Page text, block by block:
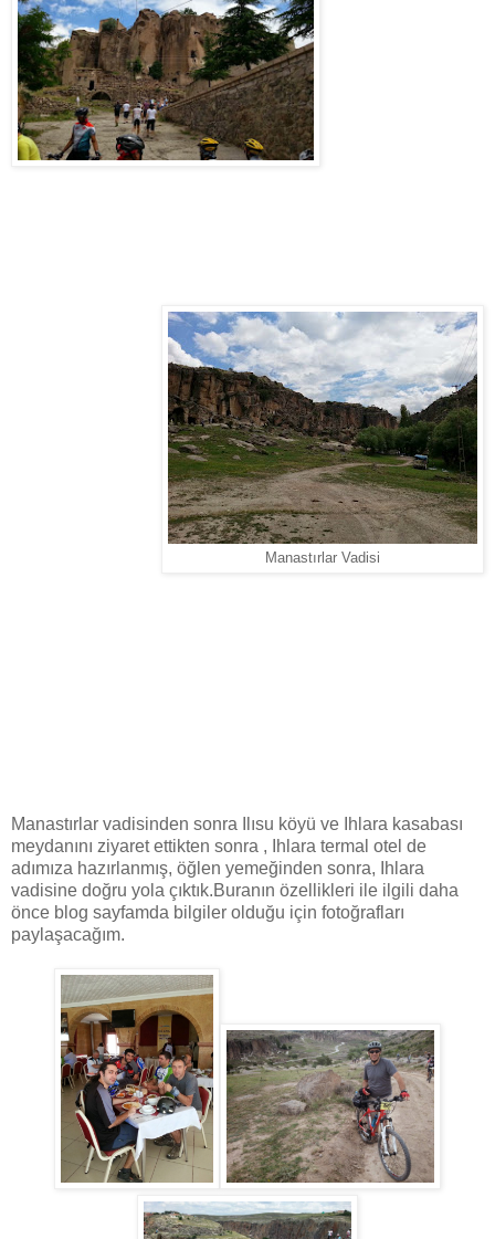
Manastırlar Vadisi
Manastırlar vadisinden sonra Ilısu köyü ve Ihlara kasabası
meydanını ziyaret ettikten sonra , Ihlara termal otel de
adımıza hazırlanmış, öğlen yemeğinden sonra, Ihlara
vadisine doğru yola çıktık.Buranın özellikleri ile ilgili daha
önce blog sayfamda bilgiler olduğu için fotoğrafları
paylaşacağım.